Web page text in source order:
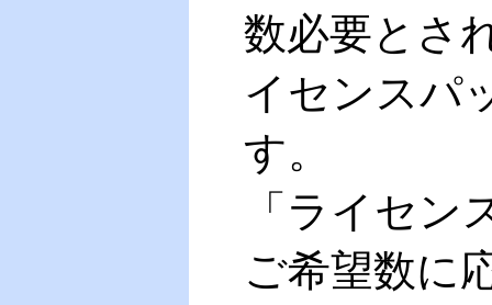
数必要とさ
イセンスパ
す。
「ライセン
ご希望数に